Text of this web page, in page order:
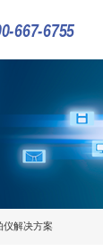
667-6755
仪解决方案